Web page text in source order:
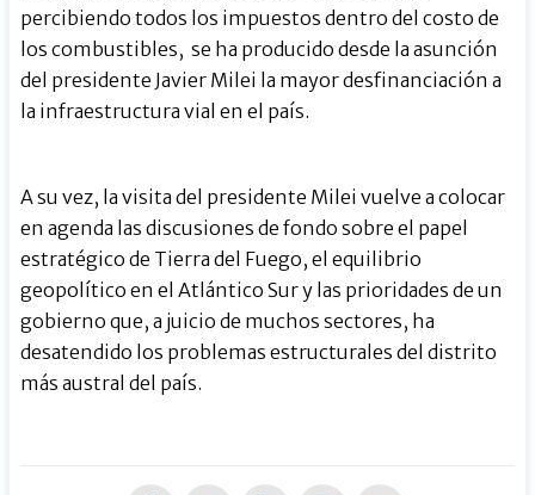
percibiendo todos los impuestos dentro del costo de
los combustibles, se ha producido desde la asunción
del presidente Javier Milei la mayor desfinanciación a
la infraestructura vial en el país.
A su vez, la visita del presidente Milei vuelve a colocar
en agenda las discusiones de fondo sobre el papel
estratégico de Tierra del Fuego, el equilibrio
geopolítico en el Atlántico Sur y las prioridades de un
gobierno que, a juicio de muchos sectores, ha
desatendido los problemas estructurales del distrito
más austral del país.